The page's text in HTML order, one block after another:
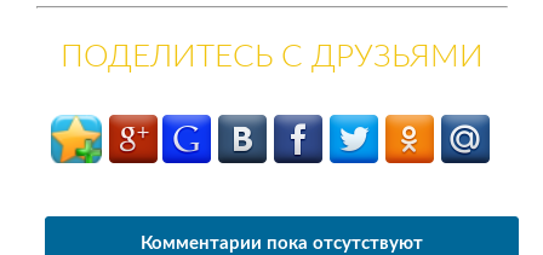
ПОДЕЛИТЕСЬ С ДРУЗЬЯМИ
Комментарии пока отсутствуют